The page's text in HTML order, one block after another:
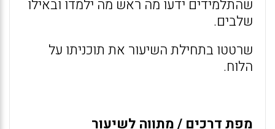
שהתלמידים ידעו מה ראש מה ילמדו ובאילו
שלבים.
שרטטו בתחילת השיעור את תוכניתו על
הלוח.
מפת דרכים / מתווה לשיעור